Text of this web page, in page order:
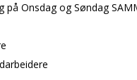
Onsdag og Søndag